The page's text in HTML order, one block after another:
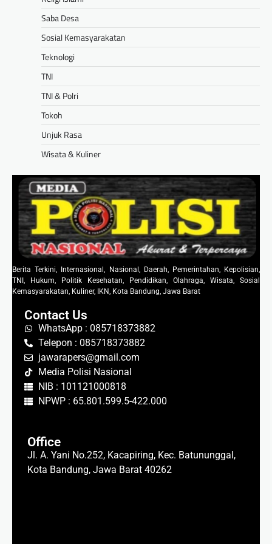
Saba Desa
Sosial Kemasyarakatan
Teknologi
TNI
TNI & Polri
Tokoh
Unjuk Rasa
Wisata & Kuliner
Berita Terkini, Internasional, Nasional, Daerah, Pemerintahan, Kepolisian,
TNI, Hukum, Politik Kesehatan, Pendidikan, Olahraga, Wisata, Sosial
Kemasyarakatan, Kuliner, IKN, Kota Bandung, Jawa Barat
Contact Us
WhatsApp : 085718373882
Telepon : 085718373882
jawarapers@gmail.com
Media Polisi Nasional
NIB : 101121000818
NPWP : 65.801.599.5-422.000
Office
Jl. A. Yani No.252, Kacapiring, Kec. Batununggal,
Kota Bandung, Jawa Barat 40262